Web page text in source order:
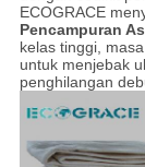
ECOGRACE
Pencampuran
kelas tinggi,
untuk menjebak
penghilangan